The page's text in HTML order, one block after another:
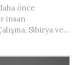
önce
insan
Sibirya ve...